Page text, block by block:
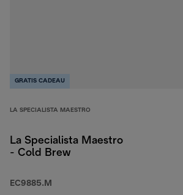
GRATIS CADEAU
LA SPECIALISTA MAESTRO
La Specialista Maestro
- Cold Brew
EC9885.M